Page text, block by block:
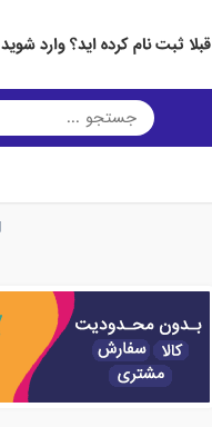
قبلا ثبت نام کرده اید؟ وارد شوید